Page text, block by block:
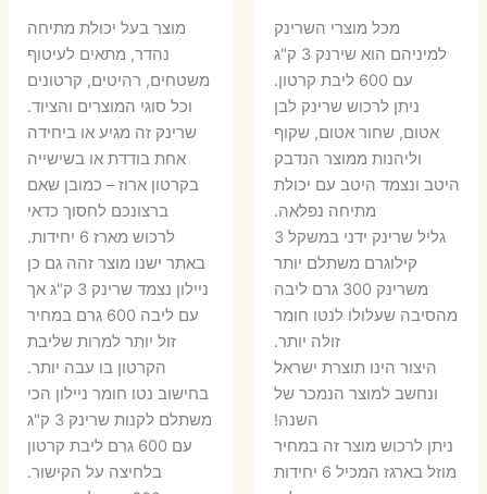
המקורי
היה:
35 ₪.
הנוכחי
הוא:
מכל מוצרי השרינק
למיניהם הוא שירנק 3 ק"ג
עם 600 ליבת קרטון.
ניתן לרכוש שרינק לבן
אטום, שחור אטום, שקוף
וליהנות ממוצר הנדבק
היטב ונצמד היטב עם יכולת
מתיחה נפלאה.
גליל שרינק ידני במשקל 3
קילוגרם משתלם יותר
משרינק 300 גרם ליבה
מהסיבה שעלולו לנטו חומר
זולה יותר.
היצור הינו תוצרת ישראל
ונחשב למוצר הנמכר של
השנה!
ניתן לרכוש מוצר זה במחיר
מוזל בארגז המכיל 6 יחידות
המקורי
היה:
55 ₪.
₪.
מוצר בעל יכולת מתיחה
נהדר, מתאים לעיטוף
משטחים, רהיטים, קרטונים
וכל סוגי המוצרים והציוד.
שרינק זה מגיע או ביחידה
אחת בודדת או בשישייה
בקרטון ארוז – כמובן שאם
ברצונכם לחסוך כדאי
לרכוש מארז 6 יחידות.
באתר ישנו מוצר זהה גם כן
ניילון נצמד שרינק 3 ק"ג אך
עם ליבה 600 גרם במחיר
זול יותר למרות שליבת
הקרטון בו עבה יותר.
בחישוב נטו חומר ניילון הכי
משתלם לקנות שרינק 3 ק"ג
עם 600 גרם ליבת קרטון
בלחיצה על הקישור.